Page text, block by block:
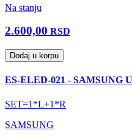
Na stanju
2.600,00 RSD
Dodaj u korpu
ES-ELED-021 - SAMSUNG
SET=1*L+1*R
SAMSUNG